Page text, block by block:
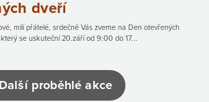
dveří
milí přátelé, srdečně Vás zveme na Den otevřených
se uskuteční 20.září od 9:00 do 17...
Další proběhlé akce